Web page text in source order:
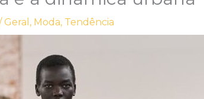
Geral , Moda, Tendência